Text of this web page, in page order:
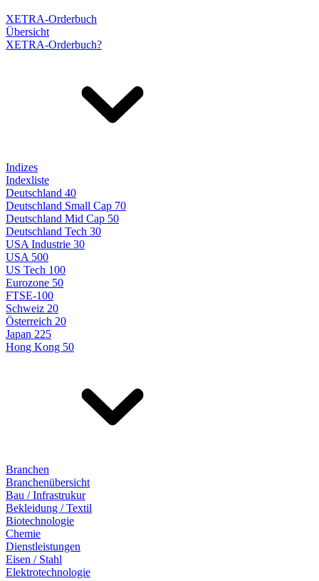
XETRA-Orderbuch
Übersicht
XETRA-Orderbuch?
Indizes
Indexliste
Deutschland 40
Deutschland Small Cap 70
Deutschland Mid Cap 50
Deutschland Tech 30
USA Industrie 30
USA 500
US Tech 100
Eurozone 50
FTSE-100
Schweiz 20
Österreich 20
Japan 225
Hong Kong 50
Branchen
Branchenübersicht
Bau / Infrastrukur
Bekleidung / Textil
Biotechnologie
Chemie
Dienstleistungen
Eisen / Stahl
Elektrotechnologie